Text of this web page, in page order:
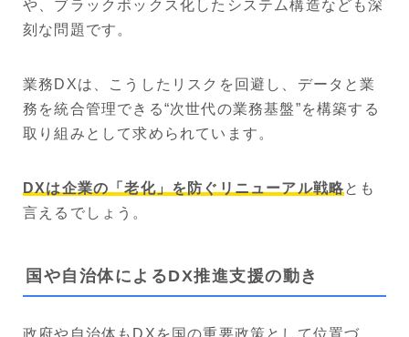
や、ブラックボックス化したシステム構造なども深
刻な問題です。
業務DXは、こうしたリスクを回避し、データと業
務を統合管理できる“次世代の業務基盤”を構築する
取り組みとして求められています。
DXは企業の「老化」を防ぐリニューアル戦略とも
言えるでしょう。
国や自治体によるDX推進支援の動き
政府や自治体もDXを国の重要政策として位置づ